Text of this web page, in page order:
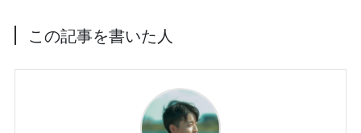
この記事を書いた人